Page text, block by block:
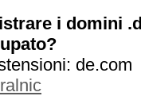
i domini